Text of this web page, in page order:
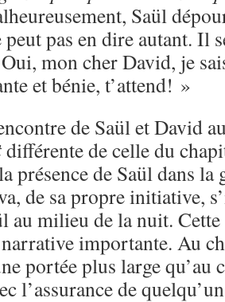
Saül
pas en dire autant. Il
mon cher David, je
et bénie, t’attend! »
de Saül et David
différente de celle du
présence de Saül dans
de sa propre initiative,
au milieu de la nuit.
importante. Au
portée plus large qu’au
l’assurance de